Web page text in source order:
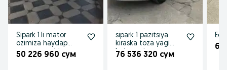
Sipark 1.li mator
ozimiza haydap
yurgan moshina
50 226 960 сум
sipark 1 pazitsiya
kiraska toza yagi
kota mator
76 536 320 сум
64